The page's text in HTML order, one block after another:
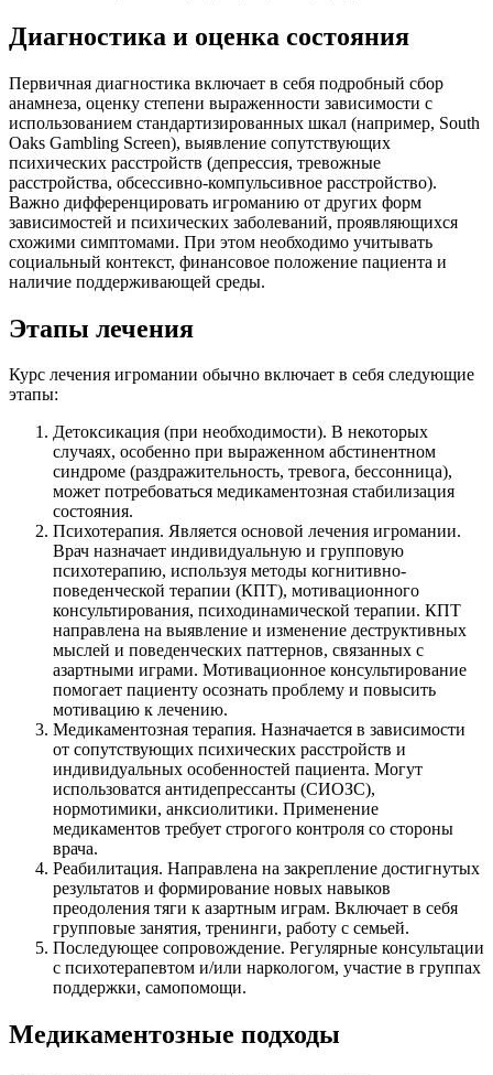
Диагностика и оценка состояния
Первичная диагностика включает в себя подробный сбор
анамнеза, оценку степени выраженности зависимости с
использованием стандартизированных шкал (например, South
Oaks Gambling Screen), выявление сопутствующих
психических расстройств (депрессия, тревожные
расстройства, обсессивно-компульсивное расстройство).
Важно дифференцировать игроманию от других форм
зависимостей и психических заболеваний, проявляющихся
схожими симптомами. При этом необходимо учитывать
социальный контекст, финансовое положение пациента и
наличие поддерживающей среды.
Этапы лечения
Курс лечения игромании обычно включает в себя следующие
этапы:
Детоксикация (при необходимости). В некоторых
случаях, особенно при выраженном абстинентном
синдроме (раздражительность, тревога, бессонница),
может потребоваться медикаментозная стабилизация
состояния.
Психотерапия. Является основой лечения игромании.
Врач назначает индивидуальную и групповую
психотерапию, используя методы когнитивно-
поведенческой терапии (КПТ), мотивационного
консультирования, психодинамической терапии. КПТ
направлена на выявление и изменение деструктивных
мыслей и поведенческих паттернов, связанных с
азартными играми. Мотивационное консультирование
помогает пациенту осознать проблему и повысить
мотивацию к лечению.
Медикаментозная терапия. Назначается в зависимости
от сопутствующих психических расстройств и
индивидуальных особенностей пациента. Могут
использоватся антидепрессанты (СИОЗС),
нормотимики, анксиолитики. Применение
медикаментов требует строгого контроля со стороны
врача.
Реабилитация. Направлена на закрепление достигнутых
результатов и формирование новых навыков
преодоления тяги к азартным играм. Включает в себя
групповые занятия, тренинги, работу с семьей.
Последующее сопровождение. Регулярные консультации
с психотерапевтом и/или наркологом, участие в группах
поддержки, самопомощи.
Медикаментозные подходы